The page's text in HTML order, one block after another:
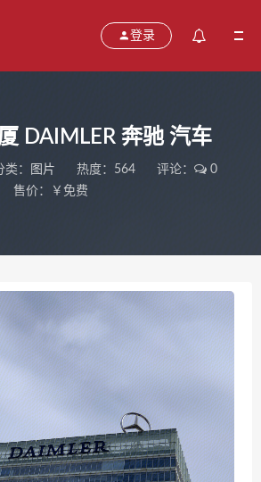
登录
DAIMLER 奔驰 汽车
类： 图片 热度：564 评论：
0
售价：￥免费